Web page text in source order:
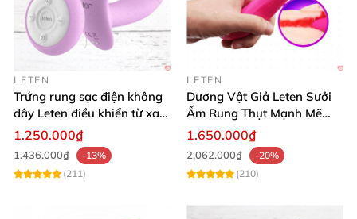
LETEN
Trứng rung sạc điện không
dây Leten điều khiển từ xa
ấm nóng
1.250.000₫
1.436.000₫
-13%
(211)
LETEN
Dương Vật Giả Leten Sưởi
Ấm Rung Thụt Mạnh Mẽ
Thỏa Đam Mê
1.650.000₫
2.062.000₫
-20%
(210)